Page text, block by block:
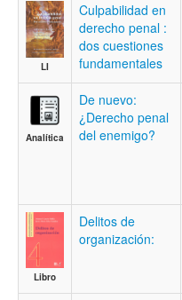
LI
Culpabilidad en
derecho penal :
dos cuestiones
fundamentales
Analítica
De nuevo:
¿Derecho penal
del enemigo?
Libro
Delitos de
organización: